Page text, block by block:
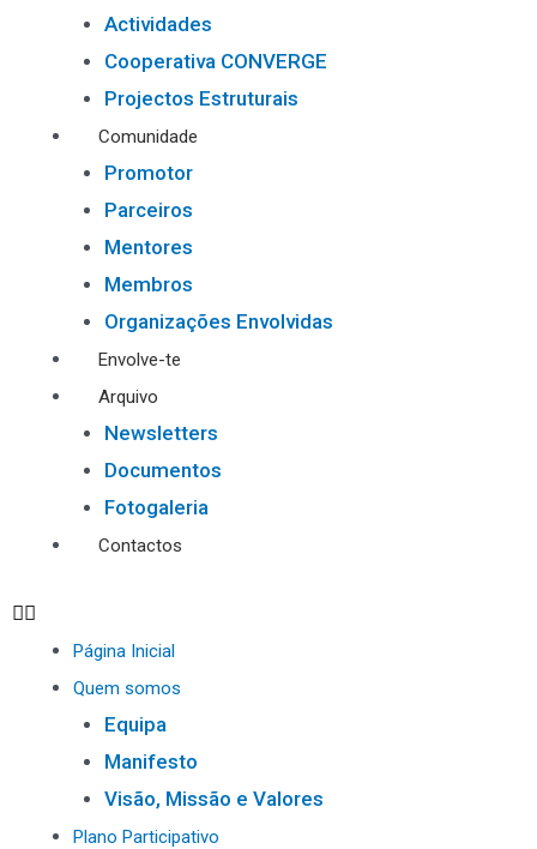
Actividades
Cooperativa CONVERGE
Projectos Estruturais
Comunidade
Promotor
Parceiros
Mentores
Membros
Organizações Envolvidas
Envolve-te
Arquivo
Newsletters
Documentos
Fotogaleria
Contactos
Página Inicial
Quem somos
Equipa
Manifesto
Visão, Missão e Valores
Plano Participativo